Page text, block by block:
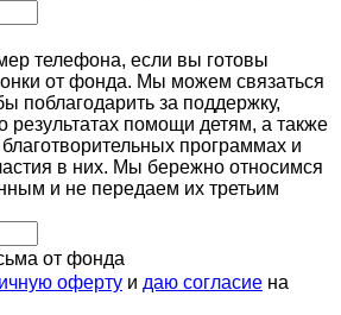
телефона, если вы готовы
от фонда. Мы можем связаться
поблагодарить за поддержку,
результатах помощи детям, а также
программах и
в них. Мы бережно относимся
и не передаем их третьим
от фонда
оферту и даю согласие на